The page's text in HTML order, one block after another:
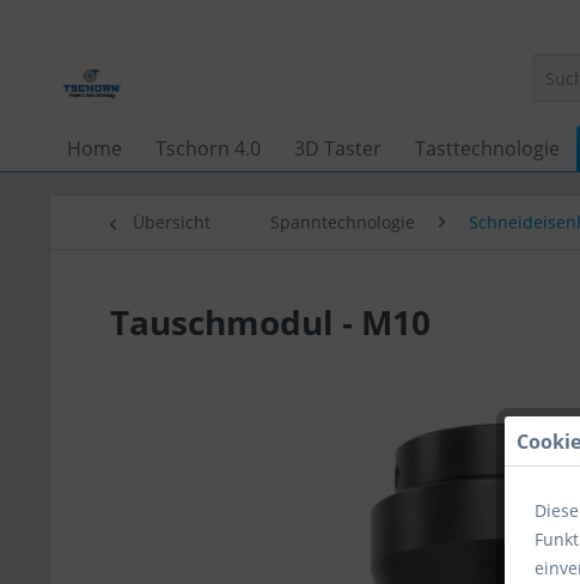
Home Tschorn 4.0 3D Taster Tasttechnologie
Übersicht Spanntechnologie
Tauschmodul - M10